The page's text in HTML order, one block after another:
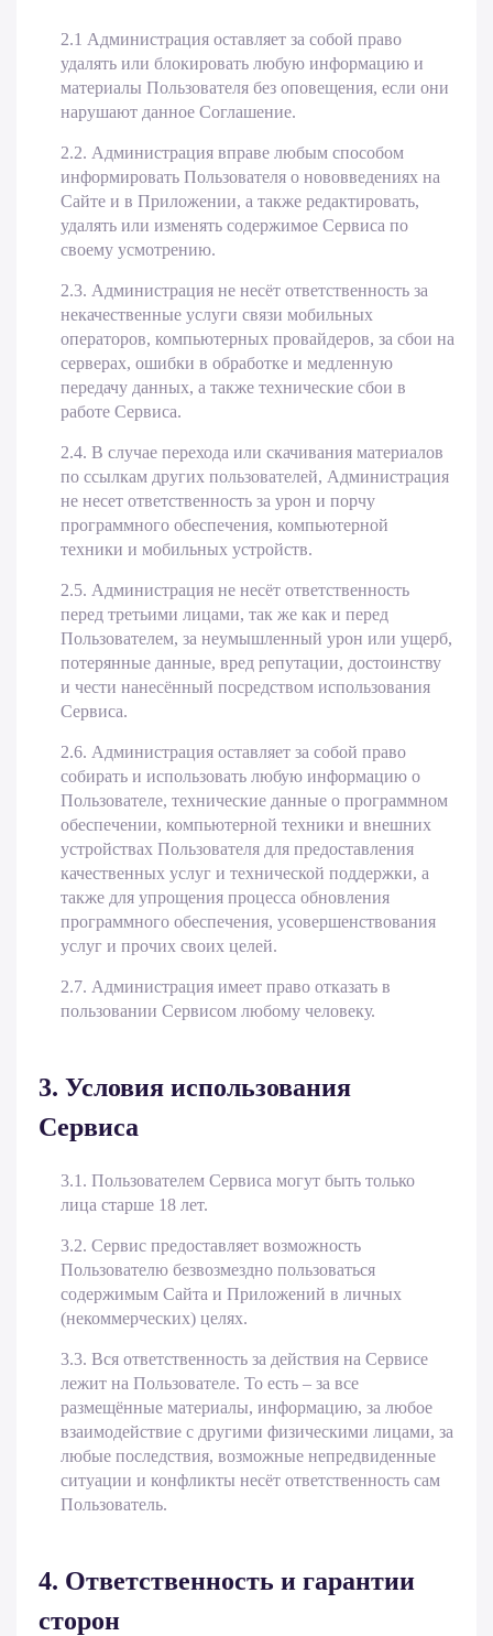
2.1 Администрация оставляет за собой право
удалять или блокировать любую информацию и
материалы Пользователя без оповещения, если они
нарушают данное Соглашение.
2.2. Администрация вправе любым способом
информировать Пользователя о нововведениях на
Сайте и в Приложении, а также редактировать,
удалять или изменять содержимое Сервиса по
своему усмотрению.
2.3. Администрация не несёт ответственность за
некачественные услуги связи мобильных
операторов, компьютерных провайдеров, за сбои на
серверах, ошибки в обработке и медленную
передачу данных, а также технические сбои в
работе Сервиса.
2.4. В случае перехода или скачивания материалов
по ссылкам других пользователей, Администрация
не несет ответственность за урон и порчу
программного обеспечения, компьютерной
техники и мобильных устройств.
2.5. Администрация не несёт ответственность
перед третьими лицами, так же как и перед
Пользователем, за неумышленный урон или ущерб,
потерянные данные, вред репутации, достоинству
и чести нанесённый посредством использования
Сервиса.
2.6. Администрация оставляет за собой право
собирать и использовать любую информацию о
Пользователе, технические данные о программном
обеспечении, компьютерной техники и внешних
устройствах Пользователя для предоставления
качественных услуг и технической поддержки, а
также для упрощения процесса обновления
программного обеспечения, усовершенствования
услуг и прочих своих целей.
2.7. Администрация имеет право отказать в
пользовании Сервисом любому человеку.
3. Условия использования
Сервиса
3.1. Пользователем Сервиса могут быть только
лица старше 18 лет.
3.2. Сервис предоставляет возможность
Пользователю безвозмездно пользоваться
содержимым Сайта и Приложений в личных
(некоммерческих) целях.
3.3. Вся ответственность за действия на Сервисе
лежит на Пользователе. То есть ­– за все
размещённые материалы, информацию, за любое
взаимодействие с другими физическими лицами, за
любые последствия, возможные непредвиденные
ситуации и конфликты несёт ответственность сам
Пользователь.
4. Ответственность и гарантии
сторон